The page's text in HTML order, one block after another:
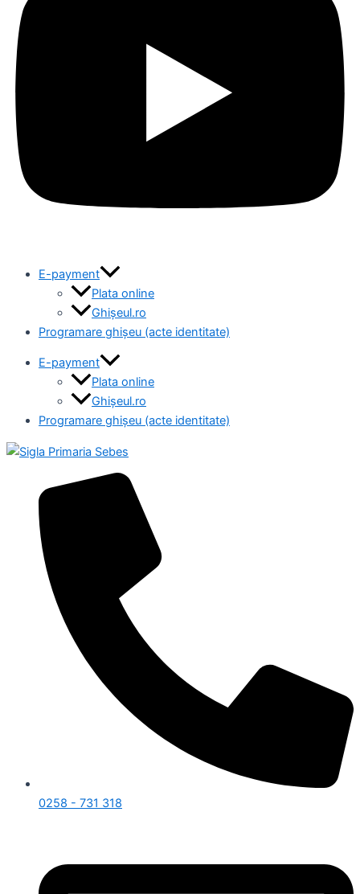
E-payment
Plata online
Ghișeul.ro
Programare ghișeu (acte identitate)
E-payment
Plata online
Ghișeul.ro
Programare ghișeu (acte identitate)
0258 - 731 318